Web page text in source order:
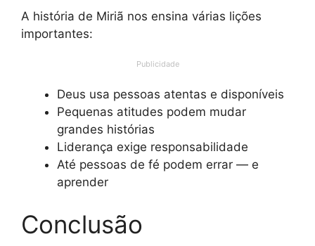
A história de Miriã nos ensina várias lições
importantes:
Publicidade
Deus usa pessoas atentas e disponíveis
Pequenas atitudes podem mudar
grandes histórias
Liderança exige responsabilidade
Até pessoas de fé podem errar — e
aprender
Conclusão